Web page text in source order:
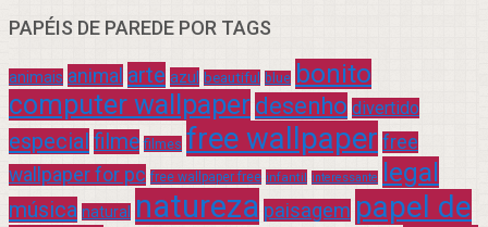
PAPÉIS DE PAREDE POR TAGS
animais animal arte azul beautiful blue bonito
computer wallpaper desenho divertido
especial filme filmes free wallpaper free
wallpaper for pc free wallpaper free infantil interessante legal
música natural natureza paisagem papel de